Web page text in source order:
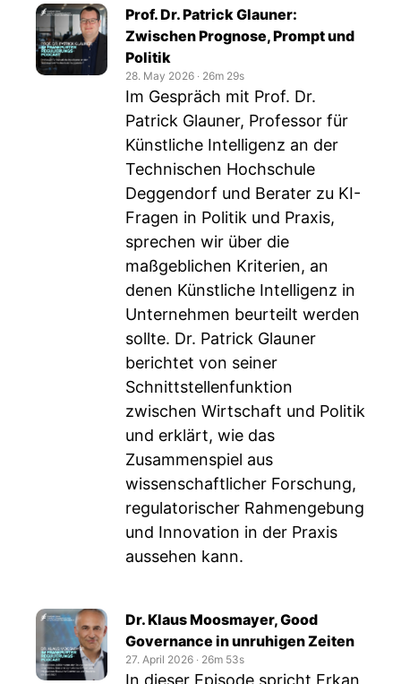
Prof. Dr. Patrick Glauner:
Zwischen Prognose, Prompt und
Politik
28. May 2026 ‧ 26m 29s
Im Gespräch mit Prof. Dr.
Patrick Glauner, Professor für
Künstliche Intelligenz an der
Technischen Hochschule
Deggendorf und Berater zu KI-
Fragen in Politik und Praxis,
sprechen wir über die
maßgeblichen Kriterien, an
denen Künstliche Intelligenz in
Unternehmen beurteilt werden
sollte. Dr. Patrick Glauner
berichtet von seiner
Schnittstellenfunktion
zwischen Wirtschaft und Politik
und erklärt, wie das
Zusammenspiel aus
wissenschaftlicher Forschung,
regulatorischer Rahmengebung
und Innovation in der Praxis
aussehen kann.
Dr. Klaus Moosmayer, Good
Governance in unruhigen Zeiten
27. April 2026 ‧ 26m 53s
In dieser Episode spricht Erkan